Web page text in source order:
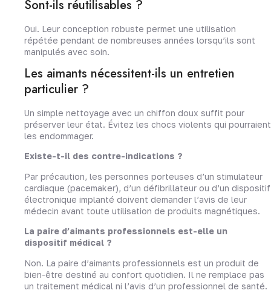
Sont-ils réutilisables ?
Oui. Leur conception robuste permet une utilisation
répétée pendant de nombreuses années lorsqu’ils sont
manipulés avec soin.
Les aimants nécessitent-ils un entretien
particulier ?
Un simple nettoyage avec un chiffon doux suffit pour
préserver leur état. Évitez les chocs violents qui pourraient
les endommager.
Existe-t-il des contre-indications ?
Par précaution, les personnes porteuses d’un stimulateur
cardiaque (pacemaker), d’un défibrillateur ou d’un dispositif
électronique implanté doivent demander l’avis de leur
médecin avant toute utilisation de produits magnétiques.
La paire d’aimants professionnels est-elle un
dispositif médical ?
Non. La paire d’aimants professionnels est un produit de
bien-être destiné au confort quotidien. Il ne remplace pas
un traitement médical ni l’avis d’un professionnel de santé.